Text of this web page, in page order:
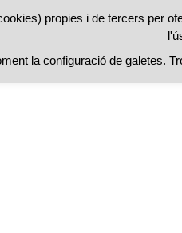
Contacte
propies i de tercers per
la configuració de galetes.